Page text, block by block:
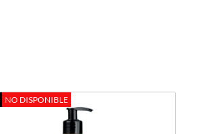
NO DISPONIBLE